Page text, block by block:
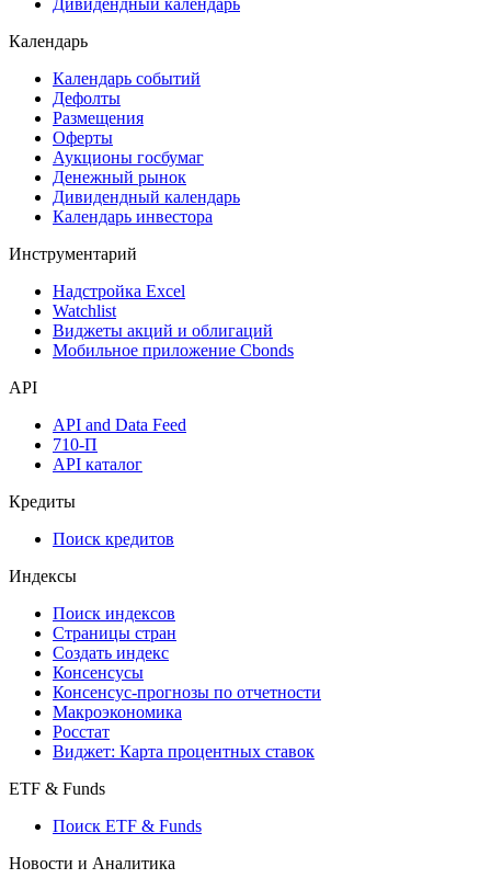
Дивидендный календарь
Календарь
Календарь событий
Дефолты
Размещения
Оферты
Денежный рынок
Календарь инвестора
Инструментарий
Мобильное приложение Cbonds
API
API and Data Feed
API каталог
Кредиты
Поиск кредитов
Индексы
Поиск индексов
Страницы стран
Создать индекс
Консенсусы
Макроэкономика
Виджет: Карта процентных ставок
ETF & Funds